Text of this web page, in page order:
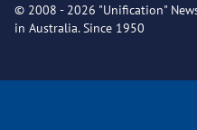
© 2008 - 2026 "Unification"
in Australia. Since 1950